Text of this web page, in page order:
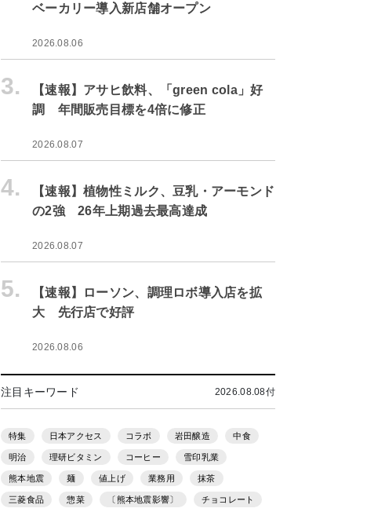
ベーカリー導入新店舗オープン
2026.08.06
3.
【速報】アサヒ飲料、「green cola」好
調 年間販売目標を4倍に修正
2026.08.07
4.
【速報】植物性ミルク、豆乳・アーモンド
の2強 26年上期過去最高達成
2026.08.07
5.
【速報】ローソン、調理ロボ導入店を拡
大 先行店で好評
2026.08.06
注目キーワード 2026.08.08付
特集 日本アクセス コラボ 岩田醸造 中食
明治 理研ビタミン コーヒー 雪印乳業
熊本地震 麺 値上げ 業務用 抹茶
三菱食品 惣菜 〔熊本地震影響〕 チョコレート